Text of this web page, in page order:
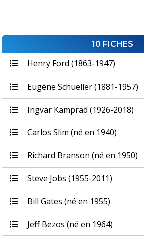
10 FICHES
Henry Ford (1863-1947)
Eugène Schueller (1881-1957)
Ingvar Kamprad (1926-2018)
Carlos Slim (né en 1940)
Richard Branson (né en 1950)
Steve Jobs (1955-2011)
Bill Gates (né en 1955)
Jeff Bezos (né en 1964)